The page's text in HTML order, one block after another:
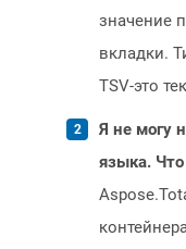
значение
вкладки.
TSV-это
Я не могу
языка.